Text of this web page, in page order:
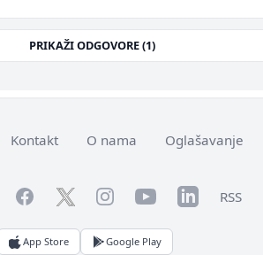
PRIKAŽI ODGOVORE (1)
Kontakt O nama Oglašavanje
FacebookTwitterInstagramYouTubeLinkedInRSS
App Store Google Play